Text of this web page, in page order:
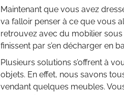
Maintenant que vous avez
va falloir penser à ce que vous
retrouvez avec du mobilier sous
finissent par s’en décharger en
Plusieurs solutions s’offrent à
objets. En effet, nous savons
vendant quelques meubles.